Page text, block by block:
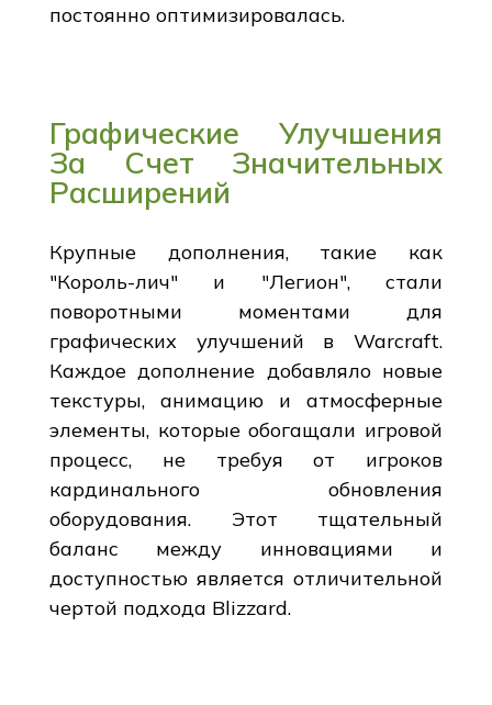
постоянно оптимизировалась.
Графические Улучшения
За Счет Значительных
Расширений
Крупные дополнения, такие как
"Король-лич" и "Легион", стали
поворотными моментами для
графических улучшений в Warcraft.
Каждое дополнение добавляло новые
текстуры, анимацию и атмосферные
элементы, которые обогащали игровой
процесс, не требуя от игроков
кардинального обновления
оборудования. Этот тщательный
баланс между инновациями и
доступностью является отличительной
чертой подхода Blizzard.